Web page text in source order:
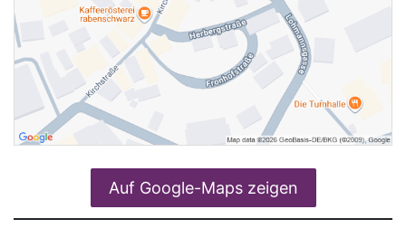
Auf Google-Maps zeigen